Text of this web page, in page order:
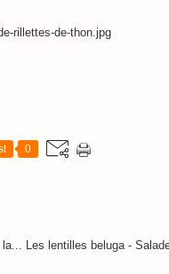
0
la... Les lentilles beluga -